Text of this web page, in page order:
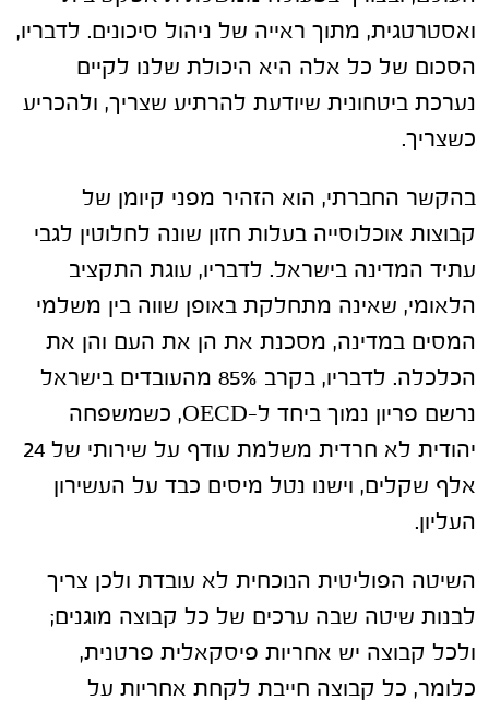
ואסטרטגית, מתוך ראייה של ניהול סיכונים. לדבריו,
הסכום של כל אלה היא היכולת שלנו לקיים
נערכת ביטחונית שיודעת להרתיע שצריך, ולהכריע
כשצריך.
בהקשר החברתי, הוא הזהיר מפני קיומן של
קבוצות אוכלוסייה בעלות חזון שונה לחלוטין לגבי
עתיד המדינה בישראל. לדבריו, עוגת התקציב
הלאומי, שאינה מתחלקת באופן שווה בין משלמי
המסים במדינה, מסכנת את הן את העם והן את
הכלכלה. לדבריו, בקרב 85% מהעובדים בישראל
נרשם פריון נמוך ביחד ל-OECD, כשמשפחה
יהודית לא חרדית משלמת עודף על שירותי של 24
אלף שקלים, וישנו נטל מיסים כבד על העשירון
העליון.
השיטה הפוליטית הנוכחית לא עובדת ולכן צריך
לבנות שיטה שבה ערכים של כל קבוצה מוגנים;
ולכל קבוצה יש אחריות פיסקאלית פרטנית,
כלומר, כל קבוצה חייבת לקחת אחריות על